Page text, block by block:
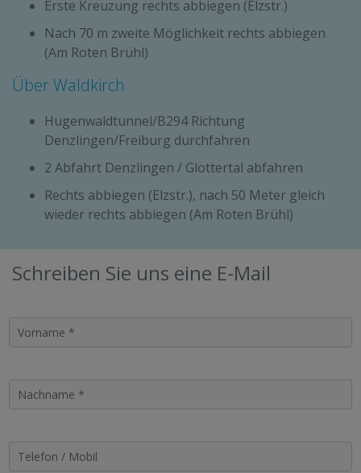
Erste Kreuzung rechts abbiegen (Elzstr.)
Nach 70 m zweite Möglichkeit rechts abbiegen
(Am Roten Brühl)
Über Waldkirch
Hugenwaldtunnel/B294 Richtung
Denzlingen/Freiburg durchfahren
2 Abfahrt Denzlingen / Glottertal abfahren
Rechts abbiegen (Elzstr.), nach 50 Meter gleich
wieder rechts abbiegen (Am Roten Brühl)
Schreiben Sie uns eine E-Mail